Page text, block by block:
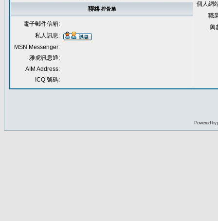
個人網
職
興
聯絡 排骨弟
電子郵件信箱:
私人訊息:
MSN Messenger:
雅虎訊息通:
AIM Address:
ICQ 號碼:
Powered by